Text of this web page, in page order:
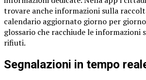
trovare anche informazioni sulla
calendario aggiornato giorno per
glossario che racchiude le informazioni
rifiuti.
Segnalazioni in tempo